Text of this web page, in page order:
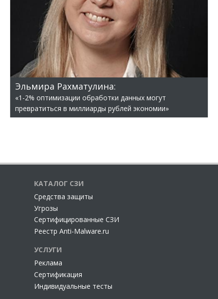
Эльмира Рахматулина:
«1-2% оптимизации обработки данных могут
превратиться в миллиарды рублей экономии»
КАТАЛОГ СЗИ
Cредства защиты
Угрозы
Сертифицированные СЗИ
Реестр Anti-Malware.ru
УСЛУГИ
Реклама
Сертификация
Индивидуальные тесты